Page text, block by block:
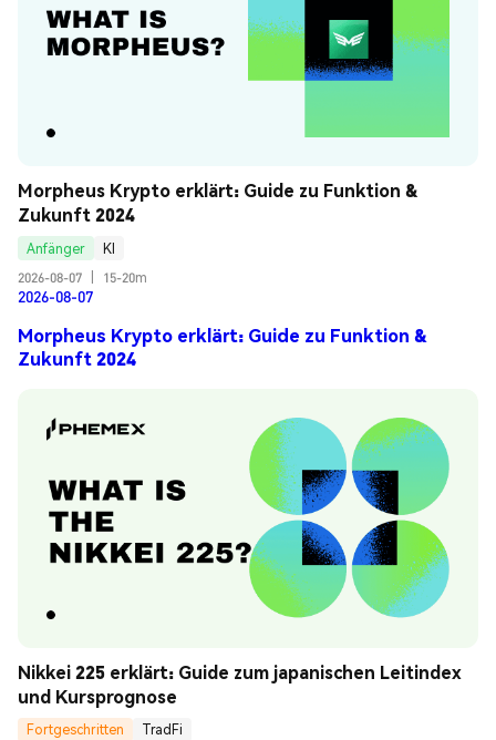
Morpheus Krypto erklärt: Guide zu Funktion &
Zukunft 2024
Anfänger
KI
2026-08-07
15-20m
2026-08-07
Morpheus Krypto erklärt: Guide zu Funktion &
Zukunft 2024
Nikkei 225 erklärt: Guide zum japanischen Leitindex
und Kursprognose
Fortgeschritten
TradFi